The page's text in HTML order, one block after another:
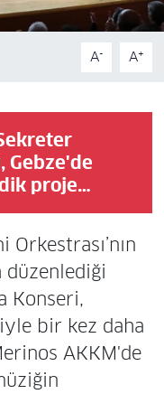
A- A+
Gebze'de
proje
Konseri,
bir kez daha
AKKM'de